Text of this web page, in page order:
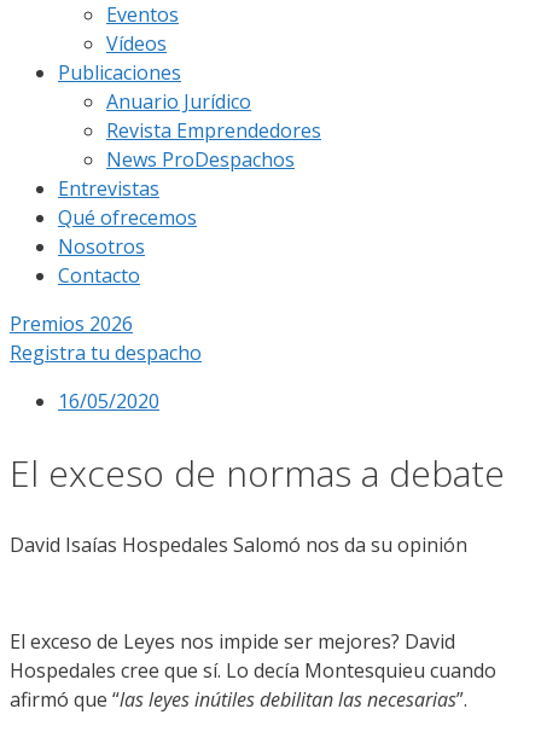
Eventos
Vídeos
Publicaciones
Anuario Jurídico
Revista Emprendedores
News ProDespachos
Entrevistas
Qué ofrecemos
Nosotros
Contacto
Premios 2026
Registra tu despacho
16/05/2020
El exceso de normas a debate
David Isaías Hospedales Salomó nos da su opinión
El exceso de Leyes nos impide ser mejores? David
Hospedales cree que sí. Lo decía Montesquieu cuando
afirmó que “las leyes inútiles debilitan las necesarias”.